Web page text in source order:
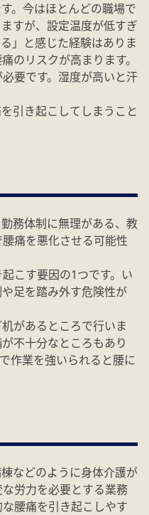
。今はほとんどの職場で
すが、設定温度が低すぎ
」と感じた経験はありま
のリスクが高まります。
要です。湿度が高いと汗
引き起こしてしまうこと
務体制に無理がある、教
痛を悪化させる可能性
こす要因の1つです。い
足を踏み外す危険性が
があるところで行いま
不十分なところもあり
作業を強いられると腰に
などのように身体介護が
労力を必要とする業務
腰痛を引き起こしやす